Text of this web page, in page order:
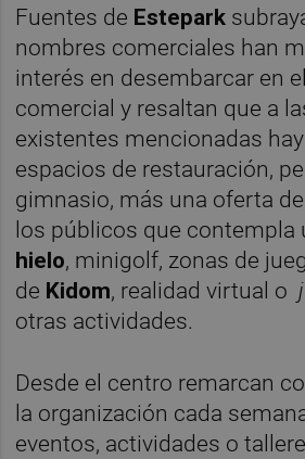
Fuentes de Estepark
nombres comerciales han
interés en desembarcar en
comercial y resaltan que a
existentes mencionadas
espacios de restauración,
gimnasio, más una oferta
los públicos que contempla
hielo, minigolf, zonas de
de Kidom, realidad virtual o
otras actividades.
Desde el centro remarcan
la organización cada
eventos, actividades o